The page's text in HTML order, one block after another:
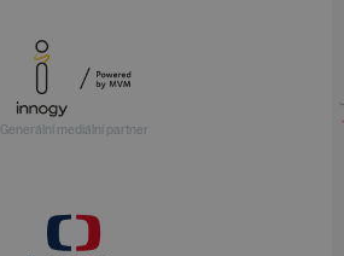
Generální mediální partner